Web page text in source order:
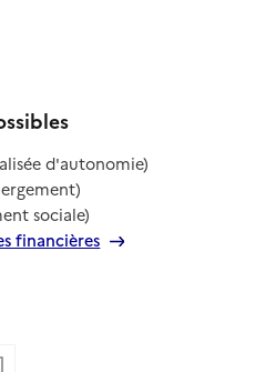
d'autonomie)
sociale)
financières
Facebook
sur X